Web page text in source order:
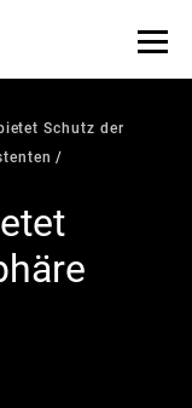
Schutz der